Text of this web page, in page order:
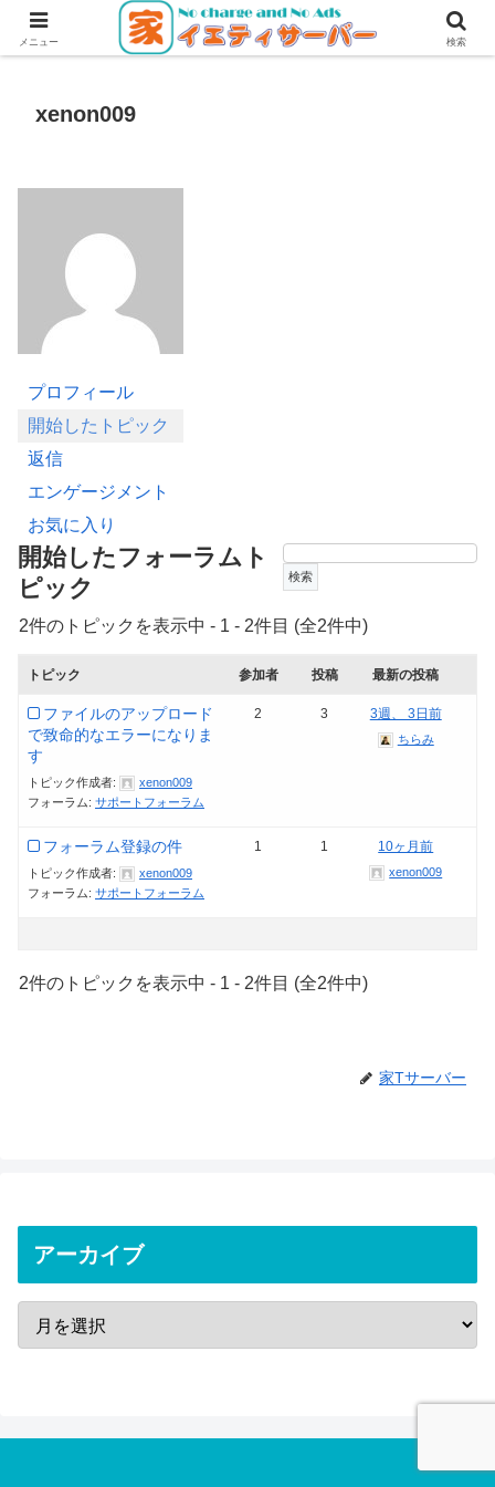
無料・無広告で使えるレンタルサーバー
xenon009
プロフィール
開始したトピック
返信
エンゲージメント
お気に入り
開始したフォーラムト
ピック
2件のトピックを表示中 - 1 - 2件目 (全2件中)
トピック 参加者 投稿 最新の投稿
ファイルのアップロード
で致命的なエラーになりま
す
トピック作成者:
xenon009
フォーラム: サポートフォーラム
2 3 3週、 3日前
ちらみ
フォーラム登録の件
トピック作成者:
xenon009
フォーラム: サポートフォーラム
1 1 10ヶ月前
xenon009
2件のトピックを表示中 - 1 - 2件目 (全2件中)
家Tサーバー
アーカイブ
メニュー 検索